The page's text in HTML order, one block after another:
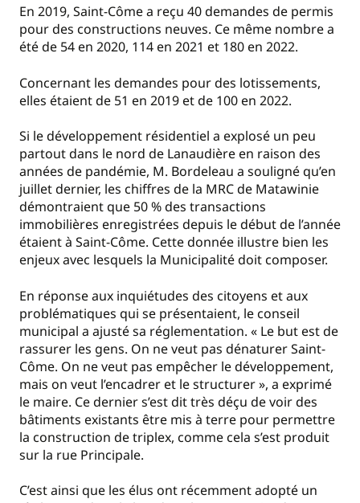
En 2019, Saint-Côme a reçu 40 demandes de permis
pour des constructions neuves. Ce même nombre a
été de 54 en 2020, 114 en 2021 et 180 en 2022.
Concernant les demandes pour des lotissements,
elles étaient de 51 en 2019 et de 100 en 2022.
Si le développement résidentiel a explosé un peu
partout dans le nord de Lanaudière en raison des
années de pandémie, M. Bordeleau a souligné qu’en
juillet dernier, les chiffres de la MRC de Matawinie
démontraient que 50 % des transactions
immobilières enregistrées depuis le début de l’année
étaient à Saint-Côme. Cette donnée illustre bien les
enjeux avec lesquels la Municipalité doit composer.
En réponse aux inquiétudes des citoyens et aux
problématiques qui se présentaient, le conseil
municipal a ajusté sa réglementation. « Le but est de
rassurer les gens. On ne veut pas dénaturer Saint-
Côme. On ne veut pas empêcher le développement,
mais on veut l’encadrer et le structurer », a exprimé
le maire. Ce dernier s’est dit très déçu de voir des
bâtiments existants être mis à terre pour permettre
la construction de triplex, comme cela s’est produit
sur la rue Principale.
C’est ainsi que les élus ont récemment adopté un